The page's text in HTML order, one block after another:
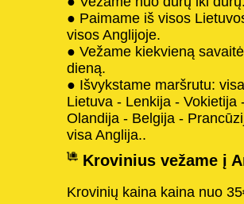
● Paimame iš visos
visos Anglijoje.
● Vežame kiekvieną
dieną.
● Išvykstame maršrutu: visa
Lietuva - Lenkija - Vokietija
Olandija - Belgija -
visa Anglija..
Krovinius vežame į
Krovinių kaina kaina nuo